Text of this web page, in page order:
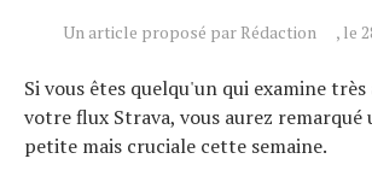
Un article proposé par Rédaction , le
Si vous êtes quelqu'un qui examine
votre flux Strava, vous aurez remarqué
petite mais cruciale cette semaine.
Conseils
Tendances
Tous nos articles
À propos